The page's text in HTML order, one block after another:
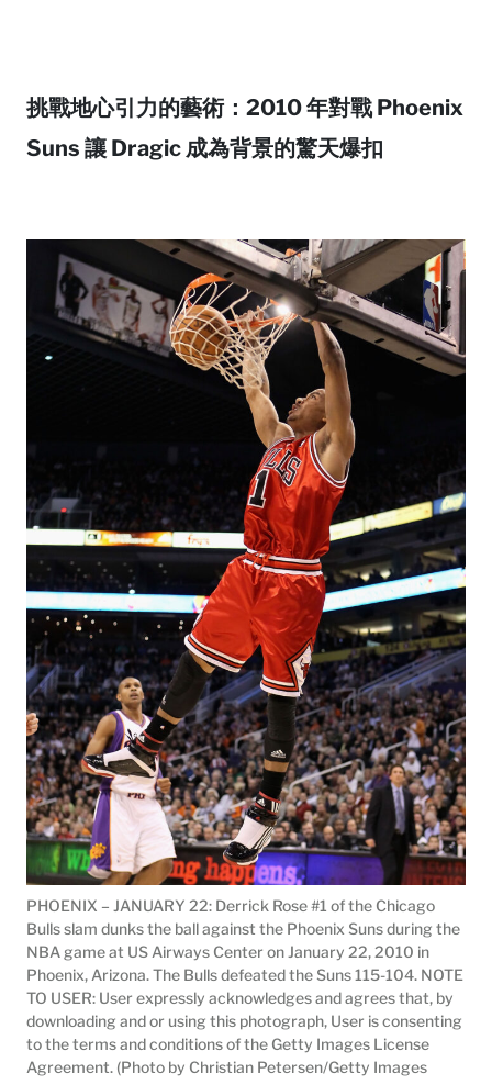
挑戰地心引力的藝術：2010 年對戰 Phoenix
Suns 讓 Dragic 成為背景的驚天爆扣
PHOENIX – JANUARY 22: Derrick Rose #1 of the Chicago
Bulls slam dunks the ball against the Phoenix Suns during the
NBA game at US Airways Center on January 22, 2010 in
Phoenix, Arizona. The Bulls defeated the Suns 115-104. NOTE
TO USER: User expressly acknowledges and agrees that, by
downloading and or using this photograph, User is consenting
to the terms and conditions of the Getty Images License
Agreement. (Photo by Christian Petersen/Getty Images